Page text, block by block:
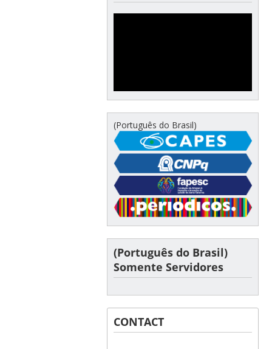
(Português do Brasil)
(Português do Brasil)
Somente Servidores
CONTACT